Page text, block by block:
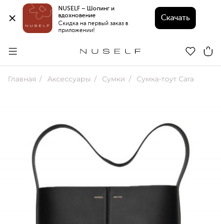
NUSELF – Шопинг и
вдохновение
Скидка на первый заказ в
приложении!
Скачать
Главная Аксессуары Сумки Сумка-тоут Cara